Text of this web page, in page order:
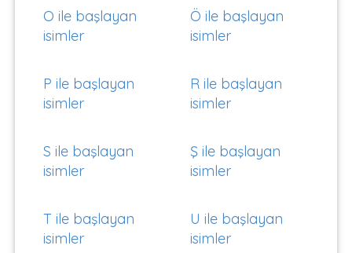
O ile başlayan
isimler
Ö ile başlayan
isimler
P ile başlayan
isimler
R ile başlayan
isimler
S ile başlayan
isimler
Ş ile başlayan
isimler
T ile başlayan
isimler
U ile başlayan
isimler